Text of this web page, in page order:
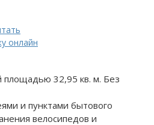
онлайн
площадью 32,95 кв. м. Без
и пунктами бытового
велосипедов и